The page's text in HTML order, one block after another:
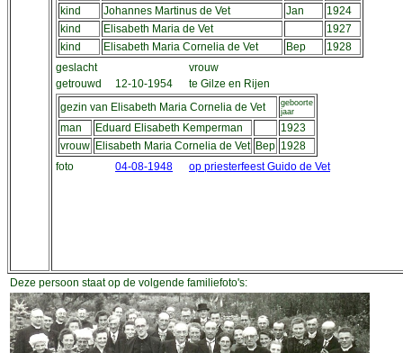
kind
Johannes Martinus de Vet Jan
1924
kind
Elisabeth Maria de Vet
1927
kind
Elisabeth Maria Cornelia de Vet Bep
1928
geslacht
vrouw
getrouwd
12-10-1954
te Gilze en Rijen
gezin van Elisabeth Maria Cornelia de Vet
geboorte
jaar
man Eduard Elisabeth Kemperman
1923
vrouw Elisabeth Maria Cornelia de Vet Bep 1928
foto
04-08-1948 op priesterfeest Guido de Vet
Deze persoon staat op de volgende familiefoto's: